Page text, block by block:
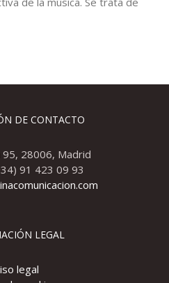
DE CONTACTO
95, 28006, Madrid
91 423 09 93
LEGAL
legal